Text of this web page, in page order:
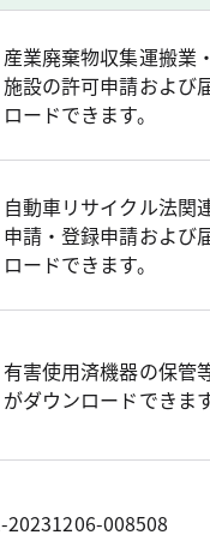
産業廃棄物収集運搬業
施設の許可申請および
ロードできます。
自動車リサイクル法関
申請・登録申請および
ロードできます。
有害使用済機器の保管
がダウンロードできます
008508